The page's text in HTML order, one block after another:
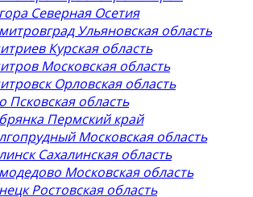
Северная Осетия
Ульяновская область
Курская область
Московская область
Орловская область
Псковская область
Пермский край
Московская область
Сахалинская область
Московская область
Ростовская область